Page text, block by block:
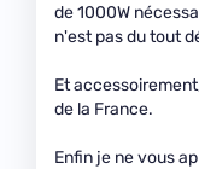
de 1000W
n'est pas du tout
Et
de la France.
Enfin je ne vous